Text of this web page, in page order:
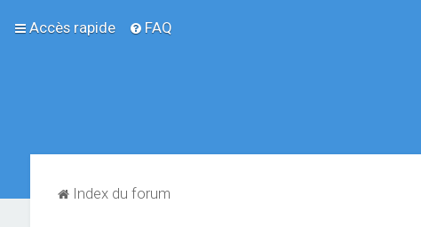
Accès rapide FAQ
Index du forum